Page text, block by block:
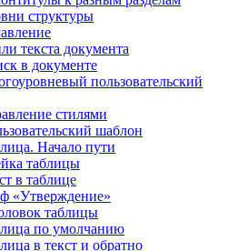
структуры
текста документа
в документе
пользовательский
стилями
шаблон
Начало пути
таблицы
в таблице
«Утверждение»
таблицы
по умолчанию
в текст и обратно